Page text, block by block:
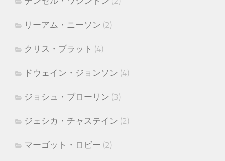
リーアム・ニーソン (2)
クリス・プラット (4)
ドウェイン・ジョンソン (4)
ジョシュ・ブローリン (3)
ジェシカ・チャステイン (2)
マーゴット・ロビー (2)